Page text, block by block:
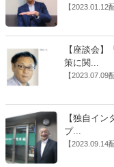
【2023.01.12
界への規制
はないだろ
師の業務及び
ても出席して
【座談会
策に関...
【2023.07.09
厚労省「医
書がとりま
厚労省医政局
情報企画課セ
公一氏や青山
【独自イ
プ...
【2023.09.14
員を「自民